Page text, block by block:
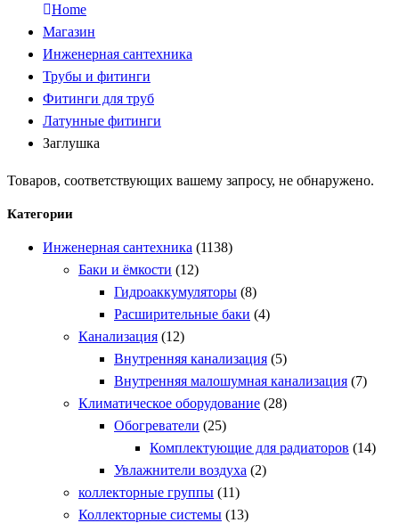
Home
Магазин
Инженерная сантехника
Трубы и фитинги
Фитинги для труб
Латунные фитинги
Заглушка
Товаров, соответствующих вашему запросу, не обнаружено.
Категории
Инженерная сантехника (1138)
Баки и ёмкости (12)
Гидроаккумуляторы (8)
Расширительные баки (4)
Канализация (12)
Внутренняя канализация (5)
Внутренняя малошумная канализация (7)
Климатическое оборудование (28)
Обогреватели (25)
Комплектующие для радиаторов (14)
Увлажнители воздуха (2)
коллекторные группы (11)
Коллекторные системы (13)